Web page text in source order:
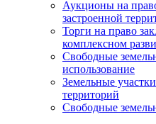
Аукционы на
застроенной
Торги на право
комплексном
Свободные
использование
Земельные
территорий
Свободные